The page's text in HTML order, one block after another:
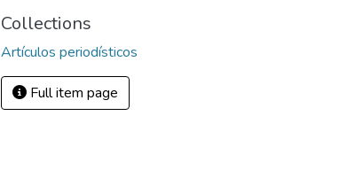
Collections
Artículos periodísticos
Full item page